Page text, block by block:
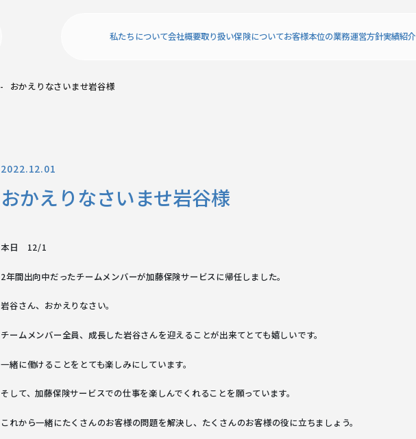
私たちについて会社概要取り扱い保険についてお客様本位の業務運営方針実績紹介
おかえりなさいませ岩谷様
2022.12.01
おかえりなさいませ岩谷様
本日 12/1
2年間出向中だったチームメンバーが加藤保険サービスに帰任しました。
岩谷さん、おかえりなさい。
チームメンバー全員、成長した岩谷さんを迎えることが出来てとても嬉しいです。
一緒に働けることをとても楽しみにしています。
そして、加藤保険サービスでの仕事を楽しんでくれることを願っています。
これから一緒にたくさんのお客様の問題を解決し、たくさんのお客様の役に立ちましょう。